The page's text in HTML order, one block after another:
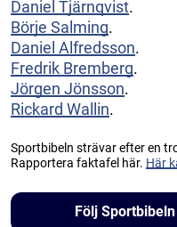
Daniel Tjärnqvist.
Börje Salming.
Daniel Alfredsson.
Fredrik Bremberg.
Jörgen Jönsson.
Rickard Wallin.
Sportbibeln strävar efter en
Rapportera faktafel här. Här
Följ